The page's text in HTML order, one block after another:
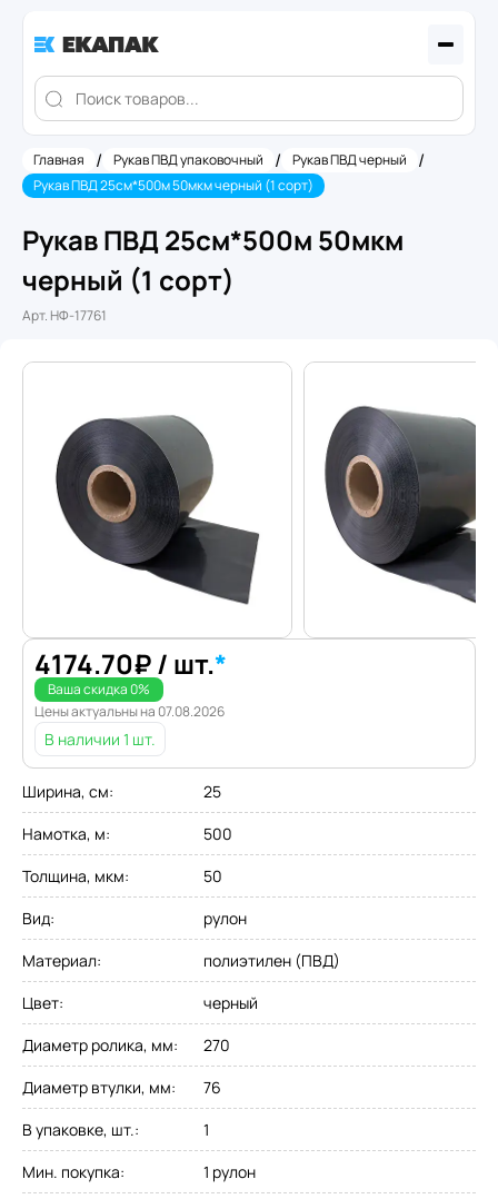
Главная / Рукав ПВД упаковочный / Рукав ПВД черный /
Рукав ПВД 25см*500м 50мкм черный (1 сорт)
Рукав ПВД 25см*500м 50мкм
черный (1 сорт)
Арт. НФ-17761
4174.70₽/ шт.*
Ваша скидка0%
Цены актуальны на 07.08.2026
В наличии 1 шт.
Ширина, см:
25
Намотка, м:
500
Толщина, мкм:
50
Вид:
рулон
Материал:
полиэтилен (ПВД)
Цвет:
черный
Диаметр ролика, мм:
270
Диаметр втулки, мм:
76
В упаковке, шт.:
1
Мин. покупка:
1 рулон